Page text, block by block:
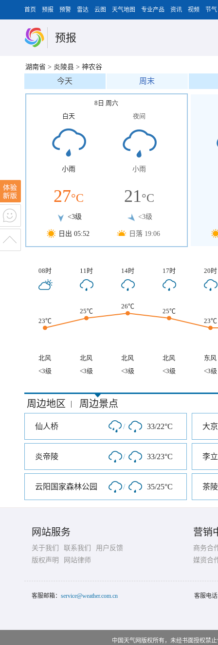
首页 预报 预警 雷达 云图 天气地图 专业产品 资讯 视频 节气
预报
湖南省 > 炎陵县 > 神农谷
今天 周末
8日 周六
白天
小雨
27°C
<3级
日出 05:52
夜间
小雨
21°C
<3级
日落 19:06
08时 11时 14时 17时 20时
23℃
25℃
26℃
25℃
23℃
北风 北风 北风 北风
东风
<3级
<3级 <3级 <3级 <3级
周边地区 | 周边景点
仙人桥 / 33/22°C 大
炎帝陵 / 33/23°C 李
云阳国家森林公园 / 35/25°C 茶
网站服务
关于我们 联系我们
用户反馈
版权声明
网站律师
营销
商务合
媒资合
客服邮箱： service@weather.com.cn 客服电
中国天气网版权所有，未经书面授权